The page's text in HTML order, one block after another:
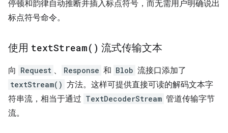
停顿和韵律自动推断并插入标点符号，而无需用户明确说出
标点符号命令。
使用 textStream( ) 流式传输文本
向 Request 、 Response 和 Blob 流接口添加了
textStream() 方法。这样可提供直接可读的解码文本字
符串流，相当于通过 TextDecoderStream 管道传输字节
流。